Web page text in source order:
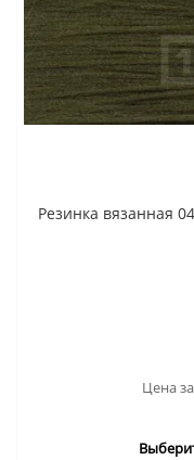
Резинка вязанная
Цена